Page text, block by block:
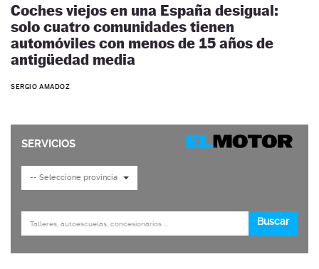
Coches viejos en una España desigual:
solo cuatro comunidades tienen
automóviles con menos de 15 años de
antigüedad media
SERGIO AMADOZ